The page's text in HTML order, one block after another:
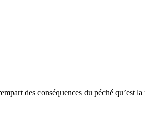
des conséquences du péché qu’est